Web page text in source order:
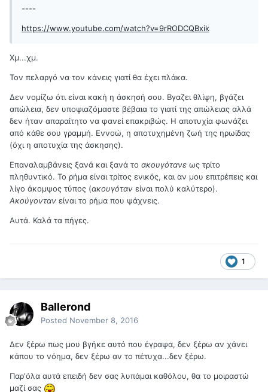
----
https://www.youtube.com/watch?v=9rRODCQBxik
Χμ...χμ.
Τον πελαργό να τον κάνεις γιατί θα έχει πλάκα.
Δεν νομίζω ότι είναι κακή η άσκησή σου. Βγαζει θλίψη, βγάζει
απώλεια, δεν υποψιαζόμαστε βέβαια το γιατί της απώλειας αλλά
δεν ήταν απαραίτητο να φανεί επακριβώς. Η αποτυχία φωνάζει
από κάθε σου γραμμή. Εννοώ, η αποτυχημένη ζωή της ηρωίδας
(όχι η αποτυχία της άσκησης).
Επαναλαμβάνεις ξανά και ξανά το ακουγότανε ως τρίτο
πληθυντικό. Το ρήμα είναι τρίτος ενικός, και αν μου επιτρέπεις και
λίγο άκομψος τύπος (ακουγόταν είναι πολύ καλύτερο).
Ακούγονταν είναι το ρήμα που ψάχνεις.
Αυτά. Καλά τα πήγες.
1
Ballerond
Posted November 8, 2016
Δεν ξέρω πως μου βγήκε αυτό που έγραψα, δεν ξέρω αν χάνει
κάπου το νόημα, δεν ξέρω αν το πέτυχα...δεν ξέρω.
Παρ'όλα αυτά επειδή δεν σας λυπάμαι καθόλου, θα το μοιραστώ
μαζί σας